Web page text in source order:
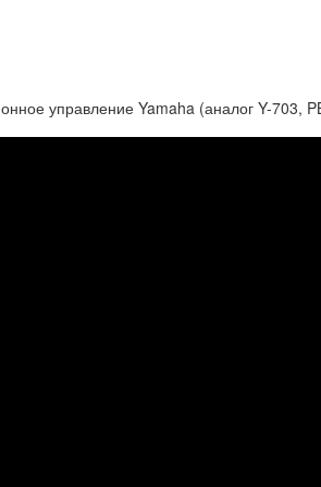
управление Yamaha (аналог Y-703,